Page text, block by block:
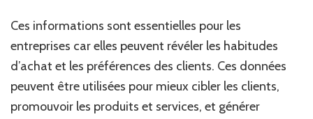
Ces informations sont essentielles pour les
entreprises car elles peuvent révéler les habitudes
d’achat et les préférences des clients. Ces données
peuvent être utilisées pour mieux cibler les clients,
promouvoir les produits et services, et générer